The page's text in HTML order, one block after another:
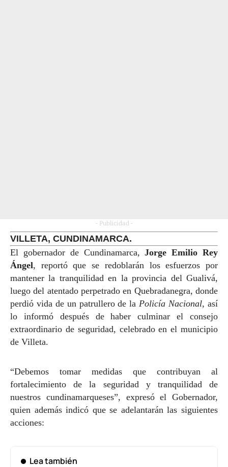
- Publicidad -
VILLETA, CUNDINAMARCA.
El gobernador de Cundinamarca,Jorge Emilio Rey
Ángel, reportó que se redoblarán los esfuerzos por
mantener la tranquilidad en la provincia del Gualivá,
luego del atentado perpetrado en Quebradanegra, donde
perdió vida de un patrullero de la Policía Nacional,así
lo informó después de haber
culminar el consejo
extraordinario de seguridad, celebrado en el municipio
de Villeta.
“Debemos tomar medidas que contribuyan al
fortalecimiento de la seguridad y tranquilidad de
nuestros cundinamarqueses”, expresó el Gobernador,
quien además indicó que se adelantarán las siguientes
acciones:
Lea también